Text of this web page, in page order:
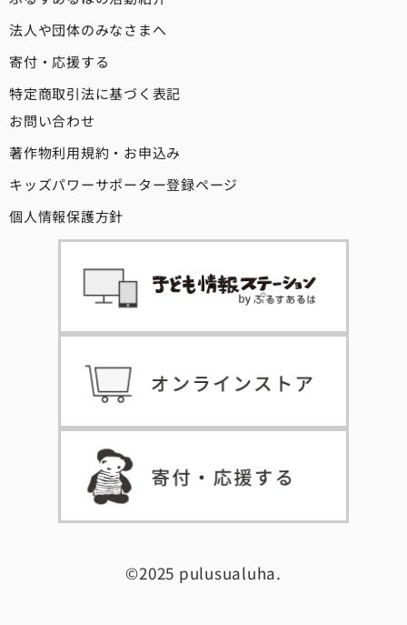
法人や団体のみなさまへ
寄付・応援する
特定商取引法に基づく表記
お問い合わせ
著作物利用規約・お申込み
キッズパワーサポーター登録ページ
個人情報保護方針
©2025 pulusualuha.